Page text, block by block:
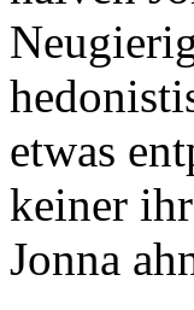
etwas
keiner
Jonna